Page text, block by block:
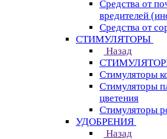
Средства от
вредителей
Средства от
СТИМУЛЯТОРЫ
Назад
Стимуляторы
Стимуляторы
цветения
Стимуляторы
УДОБРЕНИЯ
Назад